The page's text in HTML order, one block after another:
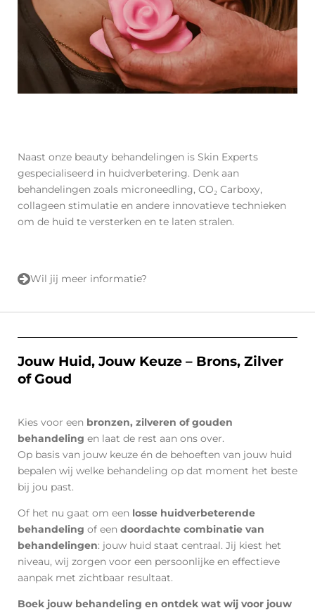
Naast onze beauty behandelingen is Skin Experts
gespecialiseerd in huidverbetering. Denk aan
behandelingen zoals microneedling, CO₂ Carboxy,
collageen stimulatie en andere innovatieve technieken
om de huid te versterken en te laten stralen.
Wil jij meer informatie?
Jouw Huid, Jouw Keuze – Brons, Zilver
of Goud
Kies voor een bronzen, zilveren of gouden
behandeling en laat de rest aan ons over.
Op basis van jouw keuze én de behoeften van jouw huid
bepalen wij welke behandeling op dat moment het beste
bij jou past.
Of het nu gaat om een losse huidverbeterende
behandeling of een doordachte combinatie van
behandelingen: jouw huid staat centraal. Jij kiest het
niveau, wij zorgen voor een persoonlijke en effectieve
aanpak met zichtbaar resultaat.
Boek jouw behandeling en ontdek wat wij voor jouw